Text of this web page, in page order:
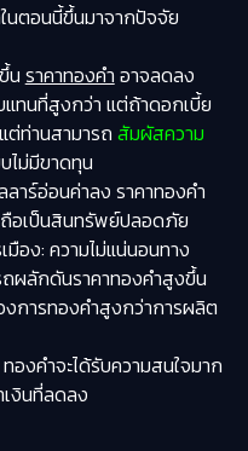
นตอนนี้ขึ้นมาจากปัจจัย
น ราคาทองคำ อาจลดลง
ทนที่สูงกว่า แต่ถ้าดอกเบี้ย
ต่ท่านสามารถ สัมผัสความ
ไม่มีขาดทุน
าร์อ่อนค่าลง ราคาทองคำ
อเป็นสินทรัพย์ปลอดภัย
อง: ความไม่แน่นอนทาง
ผลักดันราคาทองคำสูงขึ้น
การทองคำสูงกว่าการผลิต
องคำจะได้รับความสนใจมาก
งินที่ลดลง